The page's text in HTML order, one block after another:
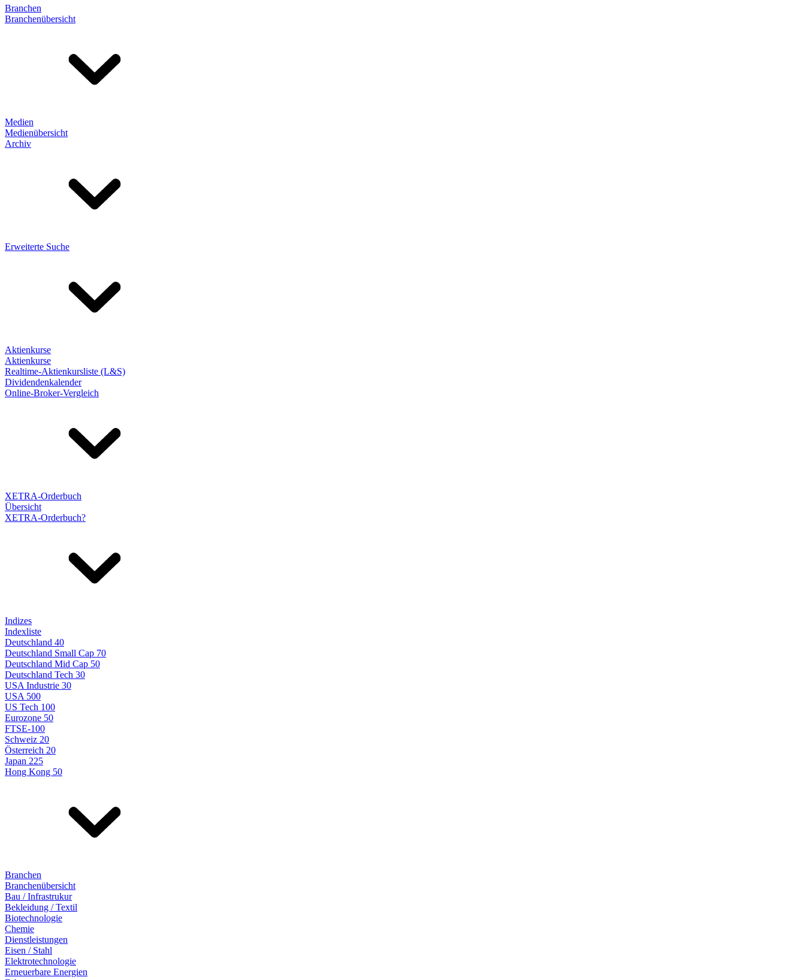
Branchen
Branchenübersicht
Medien
Medienübersicht
Archiv
Erweiterte Suche
Aktienkurse
Aktienkurse
Realtime-Aktienkursliste (L&S)
Dividendenkalender
Online-Broker-Vergleich
XETRA-Orderbuch
Übersicht
XETRA-Orderbuch?
Indizes
Indexliste
Deutschland 40
Deutschland Small Cap 70
Deutschland Mid Cap 50
Deutschland Tech 30
USA Industrie 30
USA 500
US Tech 100
Eurozone 50
FTSE-100
Schweiz 20
Österreich 20
Japan 225
Hong Kong 50
Branchen
Branchenübersicht
Bau / Infrastrukur
Bekleidung / Textil
Biotechnologie
Chemie
Dienstleistungen
Eisen / Stahl
Elektrotechnologie
Erneuerbare Energien